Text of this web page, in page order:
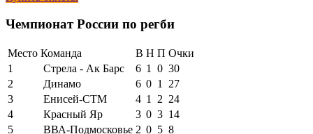
Чемпионат России по регби
Место Команда В Н П Очки
1
Стрела - Ак Барс 6 1 0 30
2
Динамо 6 0 1
27
3
Енисей-СТМ 4 1 2 24
4
Красный Яр 3 0 3 14
5
ВВА-Подмосковье 2 0 5 8